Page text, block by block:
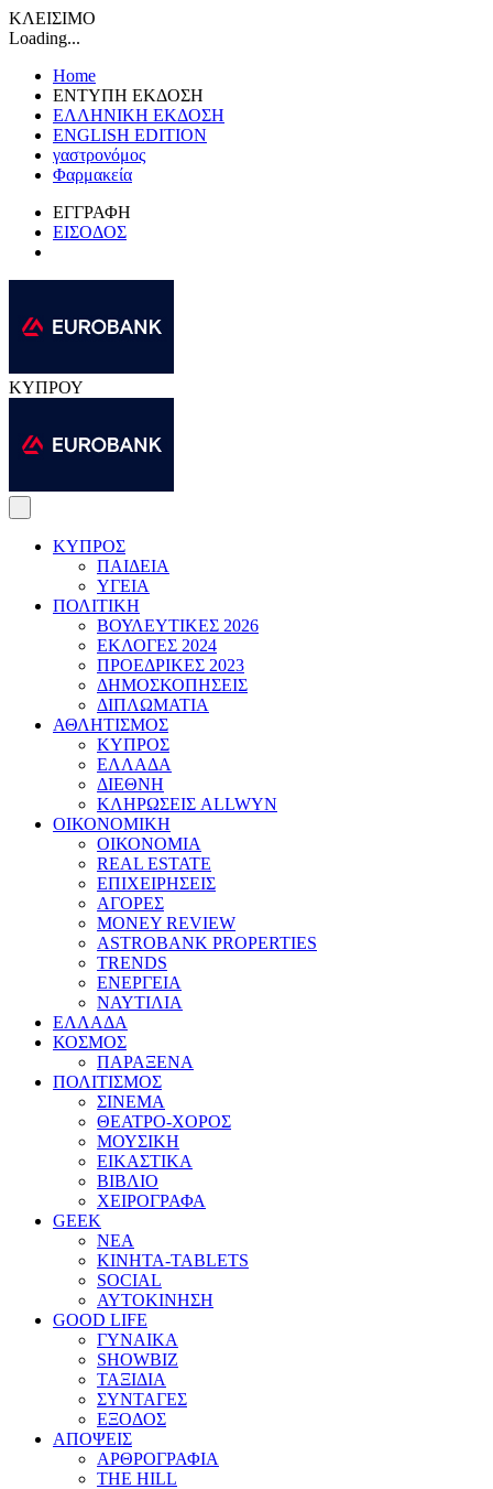
ΚΛΕΙΣΙΜΟ
Loading...
Home
ΕΝΤΥΠΗ ΕΚΔΟΣΗ
ΕΛΛΗΝΙΚΗ ΕΚΔΟΣΗ
ENGLISH EDITION
γαστρονόμος
Φαρμακεία
ΕΓΓΡΑΦΗ
ΕΙΣΟΔΟΣ
ΚΥΠΡΟΥ
ΚΥΠΡΟΣ
ΠΑΙΔΕΙΑ
ΥΓΕΙΑ
ΠΟΛΙΤΙΚΗ
ΒΟΥΛΕΥΤΙΚΕΣ 2026
ΕΚΛΟΓΕΣ 2024
ΠΡΟΕΔΡΙΚΕΣ 2023
ΔΗΜΟΣΚΟΠΗΣΕΙΣ
ΔΙΠΛΩΜΑΤΙΑ
ΑΘΛΗΤΙΣΜΟΣ
ΚΥΠΡΟΣ
ΕΛΛΑΔΑ
ΔΙΕΘΝΗ
ΚΛΗΡΩΣΕΙΣ ALLWYN
ΟΙΚΟΝΟΜΙΚΗ
ΟΙΚΟΝΟΜΙΑ
REAL ESTATE
ΕΠΙΧΕΙΡΗΣΕΙΣ
ΑΓΟΡΕΣ
MONEY REVIEW
ASTROBANK PROPERTIES
TRENDS
ΕΝΕΡΓΕΙΑ
ΝΑΥΤΙΛΙΑ
ΕΛΛΑΔΑ
ΚΟΣΜΟΣ
ΠΑΡΑΞΕΝΑ
ΠΟΛΙΤΙΣΜΟΣ
ΣΙΝΕΜΑ
ΘΕΑΤΡΟ-ΧΟΡΟΣ
ΜΟΥΣΙΚΗ
ΕΙΚΑΣΤΙΚΑ
ΒΙΒΛΙΟ
ΧΕΙΡΟΓΡΑΦΑ
GEEK
ΝΕΑ
ΚΙΝΗΤΑ-TABLETS
SOCIAL
ΑΥΤΟΚΙΝΗΣΗ
GOOD LIFE
ΓΥΝΑΙΚΑ
SHOWBIZ
ΤΑΞΙΔΙΑ
ΣΥΝΤΑΓΕΣ
ΕΞΟΔΟΣ
ΑΠΟΨΕΙΣ
ΑΡΘΡΟΓΡΑΦΙΑ
THE HILL